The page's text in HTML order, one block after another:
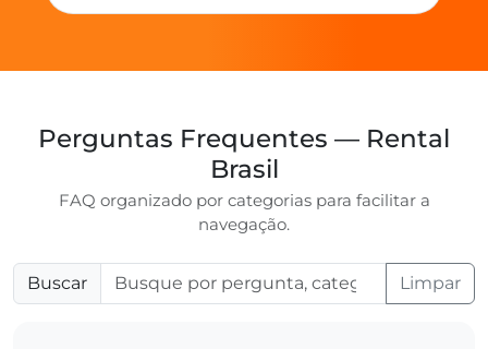
Perguntas Frequentes — Rental
Brasil
FAQ organizado por categorias para facilitar a
navegação.
Buscar Limpar